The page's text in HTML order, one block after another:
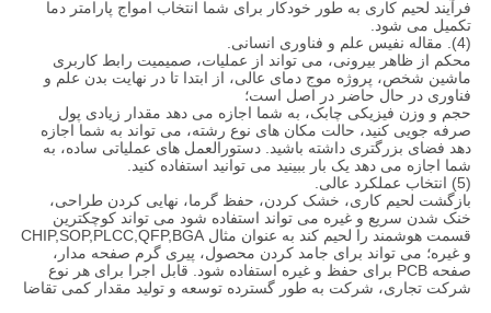
فرآیند لحیم کاری به طور خودکار برای شما انتخاب امواج پارامتر دما
تکمیل می شود.
(4). مقاله نفیس علم و فناوری انسانی.
محکم از ظاهر بیرونی، می تواند از عملیات، صمیمیت رابط کاربری
ماشین شخص، پروژه موج دمای عالی، از ابتدا تا در نهایت بدن علم و
فناوری در حال حاضر در اصل است؛
حجم و وزن فیزیکی چابک، به شما اجازه می دهد مقدار زیادی پول
صرفه جویی کنید، حالت مکان های نوع رشته، می تواند به شما اجازه
دهد فضای بزرگتری داشته باشید. دستورالعمل های عملیاتی ساده، به
شما اجازه می دهد یک بار ببینید می توانید استفاده کنید.
(5) انتخاب عملکرد عالی.
بازگشت لحیم کاری، خشک کردن، حفظ گرما، نهایی کردن طراحی،
خنک شدن سریع و غیره می تواند استفاده شود می تواند کوچکترین
قسمت هوشمند را لحیم کند به عنوان مثال CHIP,SOP,PLCC,QFP,BGA
و غیره؛ می تواند برای جامد کردن محصول، پیری گرم صفحه مدار،
صفحه PCB برای حفظ و غیره استفاده شود. قابل اجرا برای هر نوع
شرکت تجاری، شرکت به طور گسترده توسعه و تولید مقدار کمی تقاضا